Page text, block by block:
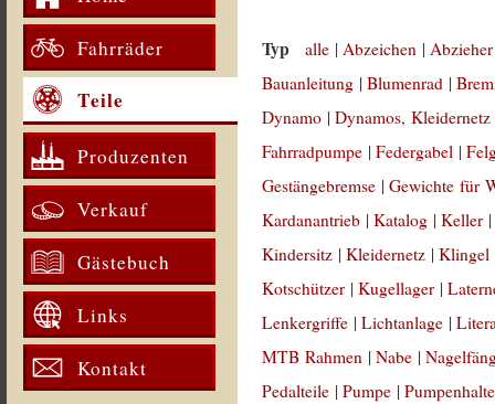
Fahrräder
Teile
Produzenten
Verkauf
Gästebuch
Links
Kontakt
Typ alle |Abzeichen |
Bauanleitung |Blumenrad |
Dynamo |Dynamos, Kleidernetz
Fahrradpumpe |Federgabel |
Gestängebremse |Gewichte für
Kardanantrieb |Katalog |Keller
Kindersitz |Kleidernetz |Klingel
Kotschützer |Kugellager |
Lenkergriffe |Lichtanlage |
MTB Rahmen |Nabe |
Pedalteile |Pumpe |